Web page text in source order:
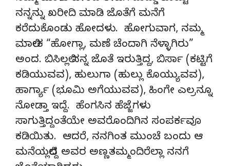
ನನ್ನನ್ನು ಖರೀದಿ ಮಾಡಿ ಜೊತೆಗೆ ಮನೆಗೆ
ಕರೆದುಕೊಂಡು ಹೋದಳು. ಹೋಗುವಾಗ, ನಮ್ಮ
ಮಾಲೀಕ “ಹೋಗ್ಲಾ, ಮಣೆ ಚೆಂದಾಗಿ ನೆಳ್ಳಾಗಿರು”
ಅಂದ. ಬಿಸಿಲಲ್ಲಿ ನನ್ನ ಜೊತೆ ಇರುತ್ತಿದ್ದ, ಬಿರ್ಸಾ (ಕಟ್ಟಿಗೆ
ಕಡಿಯುವವ), ಹುಲುಗಾ (ಹುಲ್ಲು ಕೊಯ್ಯುವವ),
ಹಾರ್ಗ್ಯಾ (ಭೂಮಿ ಅಗೆಯುವವ), ಹಿಂಗೇ ಎಲ್ರನ್ನೂ
ನೋಡ್ತಾ ಇದ್ದೆ. ಹೆಂಗಸಿನ ಹೆಜ್ಜೆಗಳು
ಸಾಗುತ್ತಿದ್ದಂತೆಯೇ ಅವರೊಂದಿಗಿನ ಸಂಪರ್ಕವೂ
ಕಡಿಯಿತು. ಆದರೆ, ನನಗಿಂತ ಮುಂಚೆ ಬಂದು ಆ
ಮನೆಯಲ್ಲಿದ್ದ ಅವರ ಅಣ್ಣತಮ್ಮಂದಿರೆಲ್ಲಾ ನನಗೆ